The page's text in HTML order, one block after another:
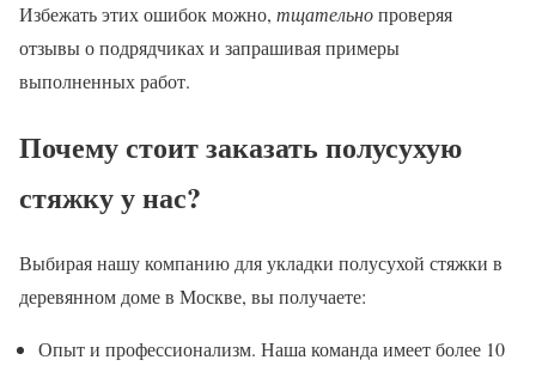
Избежать этих ошибок можно, тщательнопроверяя
отзывы о подрядчиках и запрашивая примеры
выполненных работ.
Почему стоит заказать полусухую
стяжку у нас?
Выбирая нашу компанию для укладки полусухой стяжки в
деревянном доме в Москве, вы получаете:
Опыт и профессионализм. Наша команда имеет более 10